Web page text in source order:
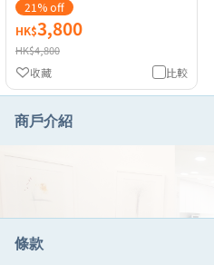
21% off
HK$3,800
HK$4,800
比較
收藏
商戶介紹
條款